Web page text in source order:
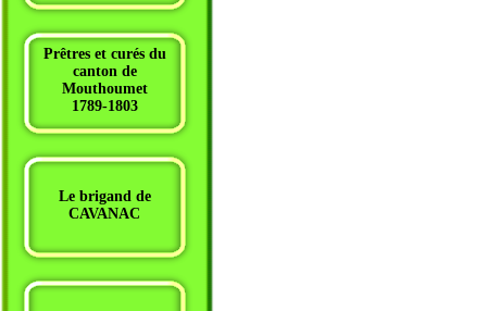
Prêtres et curés du
canton de
Mouthoumet
1789-1803
Le brigand de
CAVANAC